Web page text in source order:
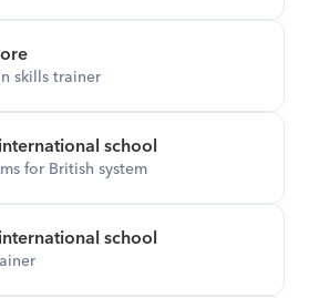
skills trainer
school
for British system
school